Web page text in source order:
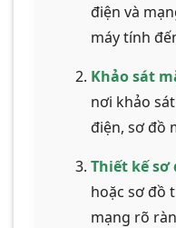
điện và
máy tính
Khảo sát
nơi khảo
điện, sơ đồ
Thiết kế
hoặc sơ đồ
mạng rõ